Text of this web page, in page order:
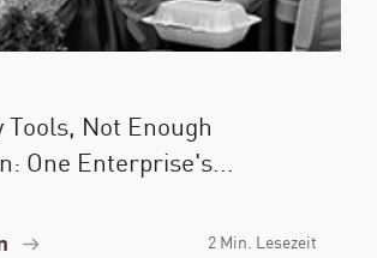
Tools, Not Enough
One Enterprise's...
2 Min. Lesezeit